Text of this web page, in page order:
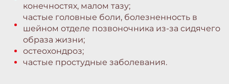
конечностях, малом тазу;
частые головные боли, болезненность в
шейном отделе позвоночника из-за сидячего
образа жизни;
остеохондроз;
частые простудные заболевания.